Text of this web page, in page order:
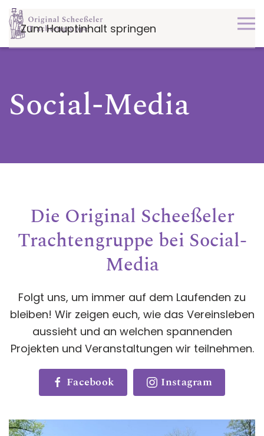
Zum Hauptinhalt springen
Social-Media
Die Original Scheeßeler
Trachtengruppe bei Social-
Media
Folgt uns, um immer auf dem Laufenden zu
bleiben! Wir zeigen euch, wie das Vereinsleben
aussieht und an welchen spannenden
Projekten und Veranstaltungen wir teilnehmen.
Facebook Instagram